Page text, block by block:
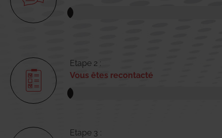
Etape 2 :
Vous êtes recontacté
Etape 3 :